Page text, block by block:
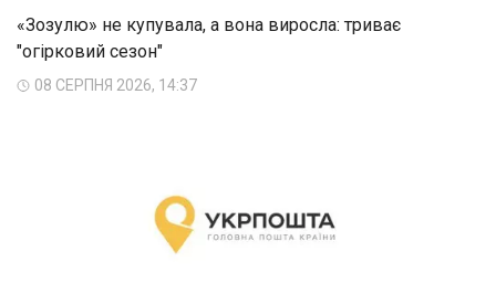
«Зозулю» не купувала, а вона виросла: триває
"огірковий сезон"
08 СЕРПНЯ 2026, 14:37